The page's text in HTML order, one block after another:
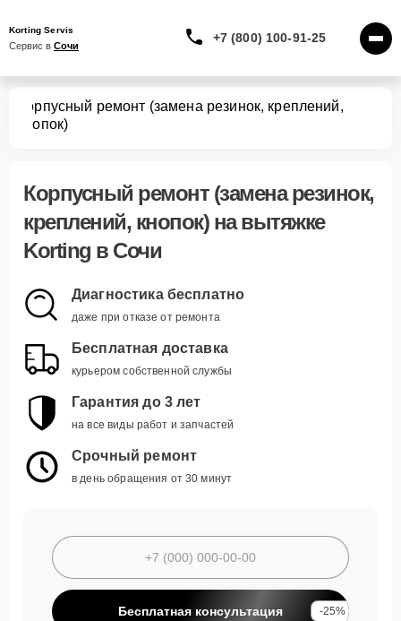
Korting Servis
Сервис в Сочи
+7 (800) 100-91-25
Корпусный ремонт (замена резинок, креплений,
кнопок)
Корпусный ремонт (замена резинок,
креплений, кнопок)на вытяжке
Korting в Сочи
Диагностика бесплатно
даже при отказе от ремонта
Бесплатная доставка
курьером собственной службы
Гарантия до 3 лет
на все виды работ и запчастей
Срочный ремонт
в день обращения от 30 минут
Бесплатная консультация -25%